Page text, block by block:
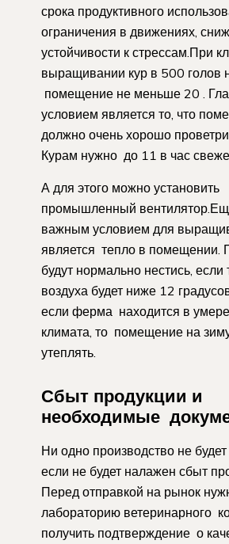
срока продуктивного
ограничения в движениях,
устойчивости к стрессам.При
выращивании кур в 500 голов
помещение не меньше 20 .
условием является то, что
должно очень хорошо
Курам нужно до 11 в час
А для этого можно установить
промышленный
важным условием для
является тепло в помещении.
будут нормально нестись,
воздуха будет ниже 12
если ферма находится в
климата, то помещение на
утеплять.
Сбыт продукции и
необходимые
Ни одно производство не
если не будет налажен сбыт
Перед отправкой на рынок
лабораторию ветеринарного
получить подтверждение о